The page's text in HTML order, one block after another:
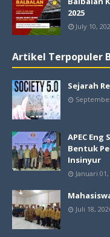
2025
July 10,
Artikel Terpopuler
Sejarah
APEC
Bentuk
Insinyur
Januari
Juli 18,